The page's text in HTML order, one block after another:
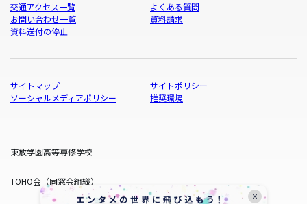
交通アクセス一覧
よくある質問
お問い合わせ一覧
資料請求
資料送付の停止
サイトマップ
サイトポリシー
ソーシャルメディアポリシー
推奨環境
東放学園高等専修学校
TOHO会（同窓会組織）